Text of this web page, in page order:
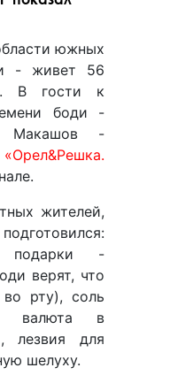
южных
- живет 56
В гости к
боди -
Макашов -
«Орел&Решка.
жителей,
подарки -
верят, что
рту), соль
валюта в
лезвия для
шелуху.